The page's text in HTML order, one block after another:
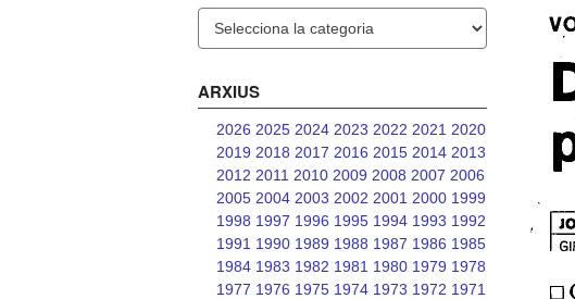
ARXIUS
2026 2025 2024 2023 2022 2021 2020
2019 2018 2017 2016 2015 2014 2013
2012 2011 2010 2009 2008 2007 2006
2005 2004 2003 2002 2001 2000 1999
1998 1997 1996 1995 1994 1993 1992
1991 1990 1989 1988 1987 1986 1985
1984 1983 1982 1981 1980 1979 1978
1977 1976 1975 1974 1973 1972 1971